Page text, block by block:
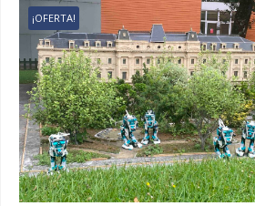
¡OFERTA!